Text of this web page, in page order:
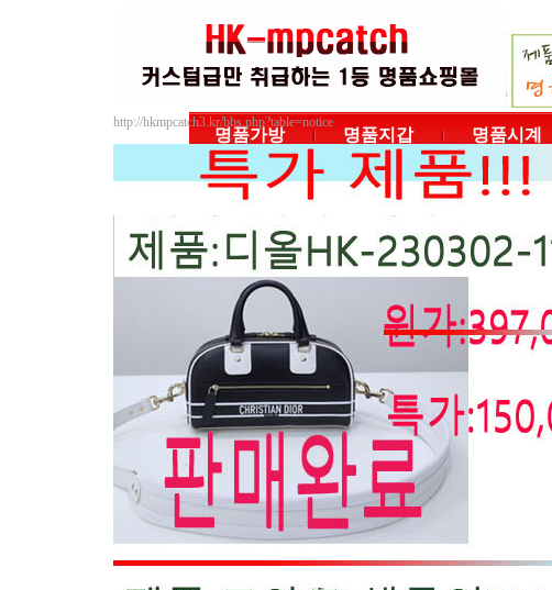
명품가방 명품지갑 명품시계
공지사항 |자주하는 질문| 상품Q&A|상품사용후기
루이비통
구찌
프라다
발렌시아가
버버리
펜디
토리버치
돌체앤가바나
미우미우
마크제이콥스
까르띠에
페라가모
보테가베네타
디올
멀버리
입생로랑
지방시
고야드
셀린느
발렌티노
알렉산더왕
불가리
크롬하츠
로에베
백팩 종류
기타
No
명품캐치에
1
명품캐치에
1
http://hkmpcatch3.kr/bbs.php?table=notice